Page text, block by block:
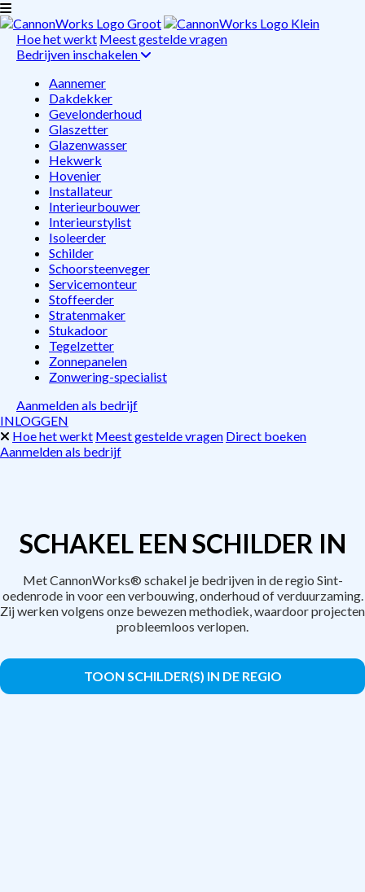
Hoe het werkt Meest gestelde vragen
Bedrijven inschakelen
Aannemer
Dakdekker
Gevelonderhoud
Glaszetter
Glazenwasser
Hekwerk
Hovenier
Installateur
Interieurbouwer
Interieurstylist
Isoleerder
Schilder
Schoorsteenveger
Servicemonteur
Stoffeerder
Stratenmaker
Stukadoor
Tegelzetter
Zonnepanelen
Zonwering-specialist
Aanmelden als bedrijf
INLOGGEN
Hoe het werkt Meest gestelde vragen Direct boeken
Aanmelden als bedrijf
SCHAKEL EEN SCHILDER IN
Met CannonWorks® schakel je bedrijven in de regio Sint-
oedenrode in voor een verbouwing, onderhoud of verduurzaming.
Zij werken volgens onze bewezen methodiek, waardoor projecten
probleemloos verlopen.
TOON SCHILDER(S) IN DE REGIO